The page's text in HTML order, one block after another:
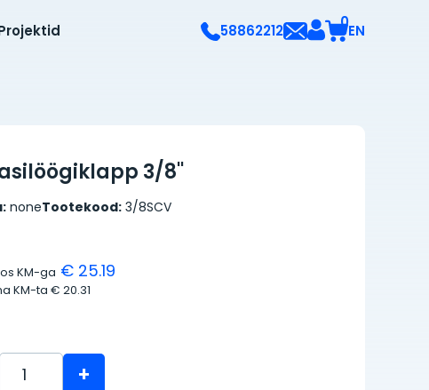
58862212 0EN
3/8''
noneTootekood:3/8SCV
KM-ga € 25.19
KM-ta € 20.31
+